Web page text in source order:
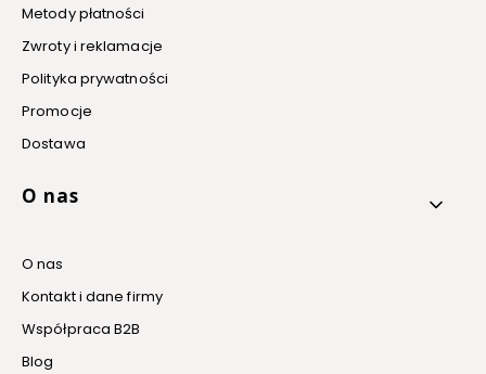
Metody płatności
Zwroty i reklamacje
Polityka prywatności
Promocje
Dostawa
O nas
O nas
Kontakt i dane firmy
Współpraca B2B
Blog